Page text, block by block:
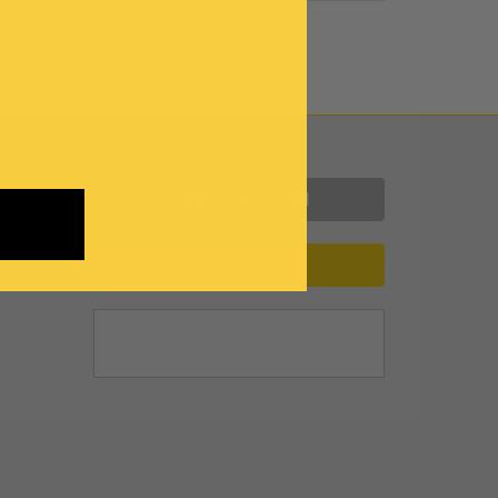
INFORMAZIONI